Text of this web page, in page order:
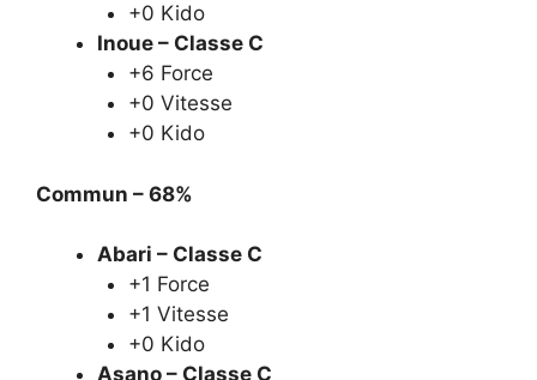
+0 Kido
Inoue – Classe C
+6 Force
+0 Vitesse
+0 Kido
Commun – 68%
Abari – Classe C
+1 Force
+1 Vitesse
+0 Kido
Asano – Classe C